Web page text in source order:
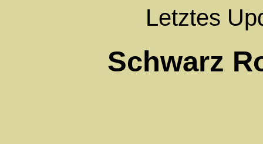
Letztes
Schwarz